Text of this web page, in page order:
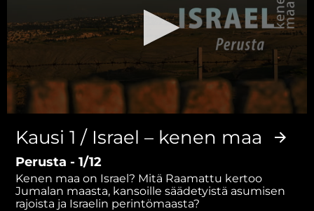
seconds
minutes,
seconds
Kausi 1 / Israel – kenen maa
Perusta - 1/12
Kenen maa on Israel? Mitä Raamattu kertoo
Jumalan maasta, kansoille säädetyistä asumisen
rajoista ja Israelin perintömaasta?